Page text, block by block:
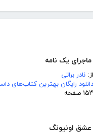
یک نامه
از: نادر براتی
دانلود رایگان بهترین کتاب‌های
۱۵۳ صفحه
عشق اونیونگ